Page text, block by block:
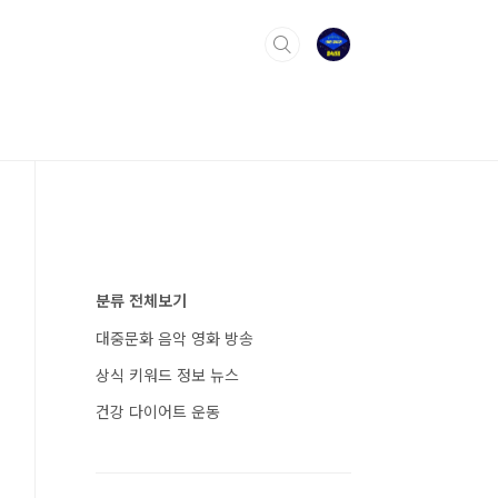
분류 전체보기
대중문화 음악 영화 방송
상식 키워드 정보 뉴스
건강 다이어트 운동